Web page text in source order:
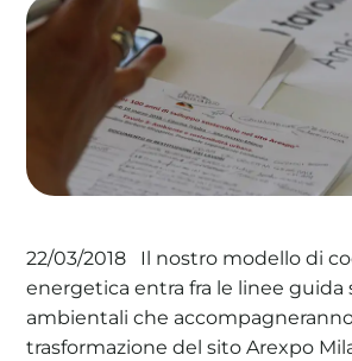
La tua cooperativa energetica
Area Soci|Aderisci a WeForGreen
PASSA A WEFORGREEN
22/03/2018
Il nostro modello di
energetica entra fra le linee guida
ambientali che
trasformazione del sito Arexpo